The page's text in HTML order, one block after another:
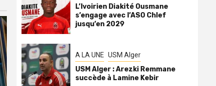
L’Ivoirien Diakité Ousmane
s’engage avec l’ASO Chlef
jusqu’en 2029
A LA UNE USM Alger
USM Alger : Arezki Remmane
succède à Lamine Kebir